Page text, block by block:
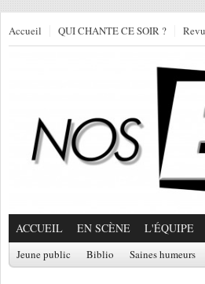
Accueil QUI CHANTE CE SOIR ?
ACCUEIL EN SCÈNE L'ÉQUIPE
Jeune public Biblio Saines humeurs